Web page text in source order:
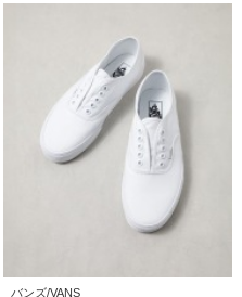
バンズ/VANS